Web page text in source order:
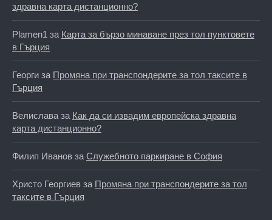
здравна карта дистанционно?
Plamen1 за Карта за бързо минаване през тол пунктовете
в Гърция
Георги за Промяна при транспондерите за тол таксите в
Гърция
Велислава за Как да си извадим европейска здравна
карта дистанционно?
Филип Иванов за Служебното паркиране в София
Христо Георгиев за Промяна при транспондерите за тол
таксите в Гърция